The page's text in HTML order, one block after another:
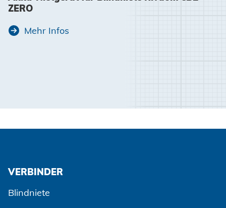
ZERO
Mehr Infos
VERBINDER
Blindniete